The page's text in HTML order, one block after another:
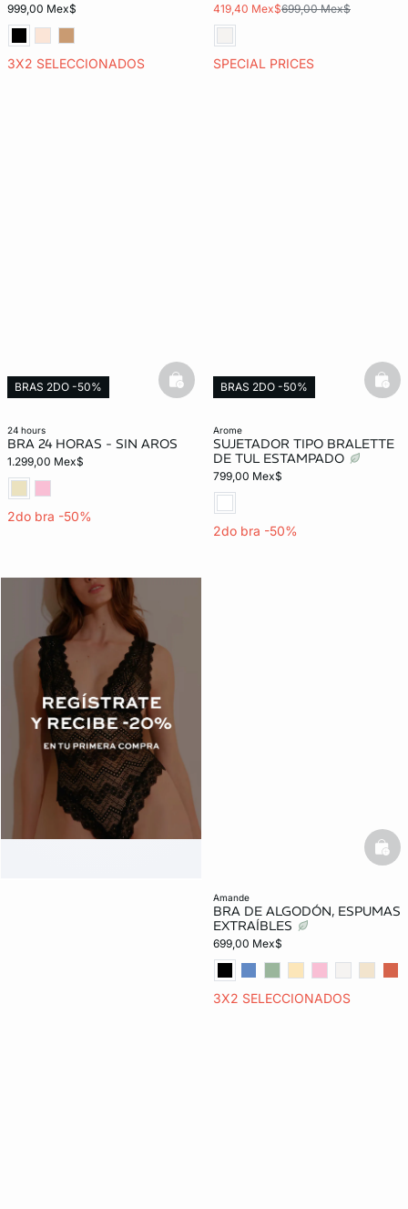
999,00 Mex$
3X2 SELECCIONADOS
419,40 Mex$699,00 Mex$
SPECIAL PRICES
24 hours
BRA 24 HORAS - SIN AROS
1.299,00 Mex$
2do bra -50%
BRAS 2DO -50% basketfull
arome
SUJETADOR TIPO BRALETTE
DE TUL ESTAMPADO
799,00 Mex$
2do bra -50%
BRAS 2DO -50%
amande
BRA DE ALGODÓN, ESPUMAS
EXTRAÍBLES
699,00 Mex$
3X2 SELECCIONADOS